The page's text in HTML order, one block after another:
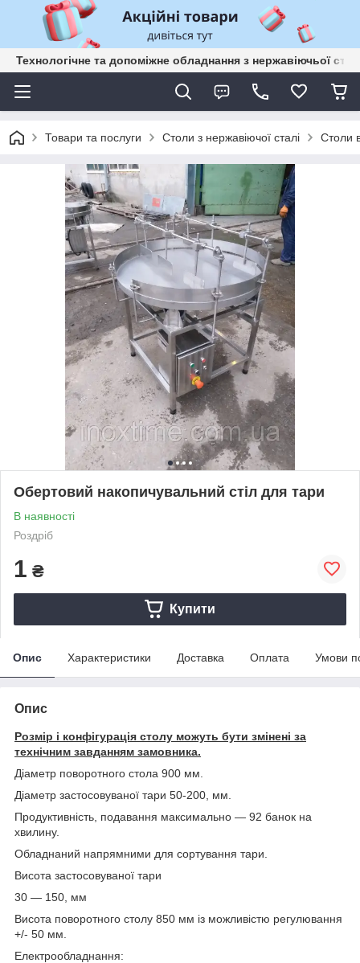
Технологічне та допоміжне обладнання з нержавіючьої
Товари та послуги Столи з нержавіючої сталі Столи
Обертовий накопичувальний стіл для тари
В наявності
Роздріб
1 ₴
Купити
Опис Характеристики Доставка Оплата Умови
Опис
Розмір і конфігурація столу можуть бути змінені за
технічним завданням замовника.
Діаметр поворотного стола 900 мм.
Діаметр застосовуваної тари 50-200, мм.
Продуктивність, подавання максимально — 92 банок на
хвилину.
Обладнаний напрямними для сортування тари.
Висота застосовуваної тари
30 — 150, мм
Висота поворотного столу 850 мм із можливістю регулювання
+/- 50 мм.
Електрообладнання: